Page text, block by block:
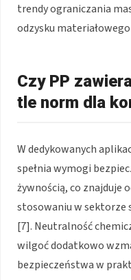
trendy ograniczania
odzysku
Czy PP
tle norm dla
W dedykowanych
spełnia wymogi
żywnością, co znajduje
stosowaniu w sektorze
[7]. Neutralność
wilgoć dodatkowo
bezpieczeństwa w